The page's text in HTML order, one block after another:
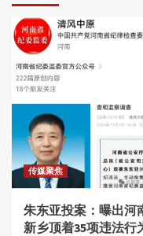
传媒聚焦
朱东亚投案：曝出河
新乡顶着35项违法行